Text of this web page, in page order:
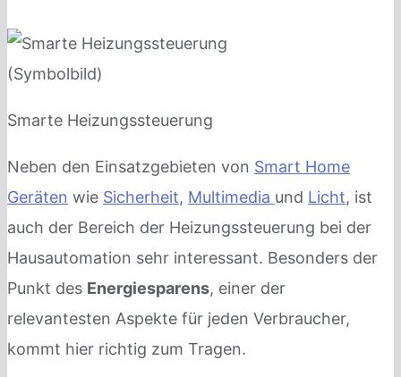
Smarte Heizungssteuerung
Neben den Einsatzgebieten von Smart Home
Geräten wie Sicherheit, Multimedia und Licht, ist
auch der Bereich der Heizungssteuerung bei der
Hausautomation sehr interessant. Besonders der
Punkt des Energiesparens, einer der
relevantesten Aspekte für jeden Verbraucher,
kommt hier richtig zum Tragen.